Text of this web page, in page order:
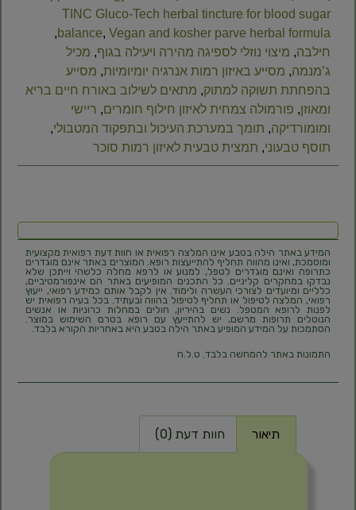
TINC Gluco-Tech herbal tincture for blood sugar
balance, Vegan and kosher parve herbal formula
,
חילבה, מיצוי נוזלי לספיגה מהירה ויעילה בגוף, מכיל
ג’מנמה, מסייע באיזון רמות אנרגיה יומיומיות, מסייע
בהפחתת תשוקה למתוק, מתאים לשילוב באורח חיים בריא
ומאוזן, פורמולה צמחית לאיזון חילוף חומרים, ריישי
ומומורדיקה, תומך במערכת העיכול ובתפקוד המטבולי,
תוסף טבעוני, תמצית טבעית לאיזון רמות סוכר
המידע באתר הילה בטבע אינו המלצה רפואית או חוות דעת רפואית מקצועית
ומוסמכת, ואינו מהווה תחליף להתייעצות רופא. המוצרים באתר אינם מוגדרים
כתרופה ואינם מוגדרים לטפל, למנוע או לרפא מחלה כלשהי וייתכן שלא
נבדקו במחקרים קליניים. כל התכנים המופיעים באתר הם אינפורמטיביים,
כלליים ומיועדים לצורכי העשרה ולימוד. אין לקבל אותם כמידע רפואי, ייעוץ
רפואי, המלצה לטיפול או תחליף לטיפול בהווה ובעתיד. בכל בעיה רפואית יש
לפנות לרופא המטפל. נשים בהיריון, חולים במחלות כרוניות או אנשים
הנוטלים תרופות מרשם, יש להתייעץ עם רופא בטרם השימוש במוצר.
הסתמכות על המידע המופיע באתר הילה בטבע היא באחריות הקורא בלבד.
התמונות באתר להמחשה בלבד. ט.ל.ח
תיאור חוות דעת (0)